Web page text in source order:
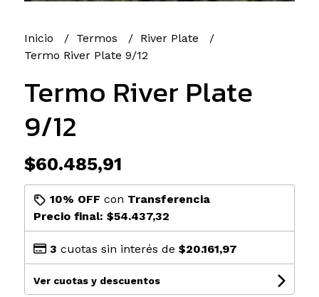
Inicio Termos
River Plate
Termo River Plate 9/12
Termo River Plate
9/12
$60.485,91
10% OFF con Transferencia
Precio final: $54.437,32
3 cuotas sin interés de $20.161,97
Ver cuotas y descuentos